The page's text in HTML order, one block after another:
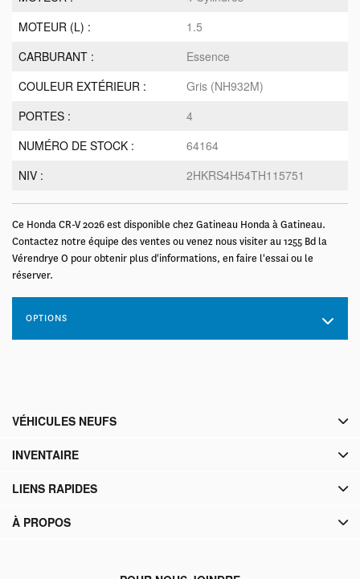
MOTEUR (L) :
1.5
CARBURANT :
Essence
COULEUR EXTÉRIEUR :
Gris (NH932M)
PORTES :
4
NUMÉRO DE STOCK :
64164
NIV :
2HKRS4H54TH115751
Ce Honda CR-V 2026 est disponible chez Gatineau Honda à Gatineau.
Contactez notre équipe des ventes ou venez nous visiter au 1255 Bd la
Vérendrye O pour obtenir plus d'informations, en faire l'essai ou le
réserver.
OPTIONS
VÉHICULES NEUFS
INVENTAIRE
LIENS RAPIDES
À PROPOS